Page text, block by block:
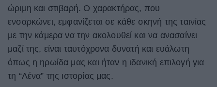
ώριμη και στιβαρή. Ο χαρακτήρας, που
ενσαρκώνει, εμφανίζεται σε κάθε σκηνή της ταινίας
με την κάμερα να την ακολουθεί και να ανασαίνει
μαζί της, είναι ταυτόχρονα δυνατή και ευάλωτη
όπως η ηρωίδα μας και ήταν η ιδανική επιλογή για
τη “Λένα” της ιστορίας μας.